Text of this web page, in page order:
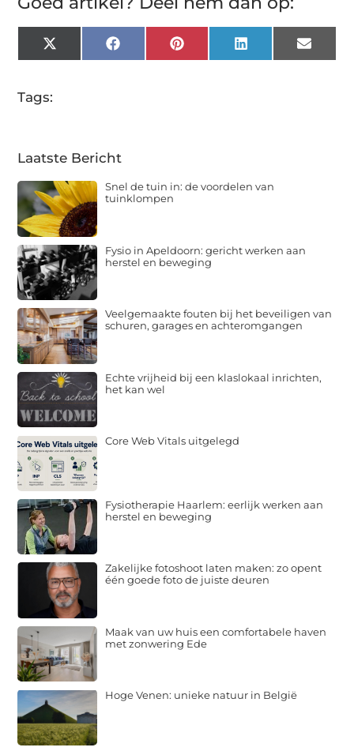
X
(Twitter)
FacebookPinterestLinkedInEmail
Tags:
Laatste Bericht
Snel de tuin in: de voordelen van
tuinklompen
Fysio in Apeldoorn: gericht werken aan
herstel en beweging
Veelgemaakte fouten bij het beveiligen van
schuren, garages en achteromgangen
Echte vrijheid bij een klaslokaal inrichten,
het kan wel
Core Web Vitals uitgelegd
Fysiotherapie Haarlem: eerlijk werken aan
herstel en beweging
Zakelijke fotoshoot laten maken: zo opent
één goede foto de juiste deuren
Maak van uw huis een comfortabele haven
met zonwering Ede
Hoge Venen: unieke natuur in België